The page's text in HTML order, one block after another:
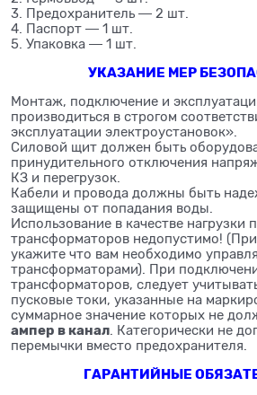
3. Предохранитель ― 2 шт.
4. Паспорт ― 1 шт.
5. Упаковка ― 1 шт.
УКАЗАНИЕ МЕР
Монтаж, подключение и
производиться в строгом
эксплуатации электроустановок».
Силовой щит должен быть
принудительного отключения
КЗ и перегрузок.
Кабели и провода должны быть
защищены от попадания воды.
Использование в качестве
трансформаторов недопустимо!
укажите что вам необходимо
трансформаторами). При
трансформаторов, следует
пусковые токи, указанные на
суммарное значение которых не
ампер в канал. Категорически не
перемычки вместо предохранителя.
ГАРАНТИЙНЫЕ